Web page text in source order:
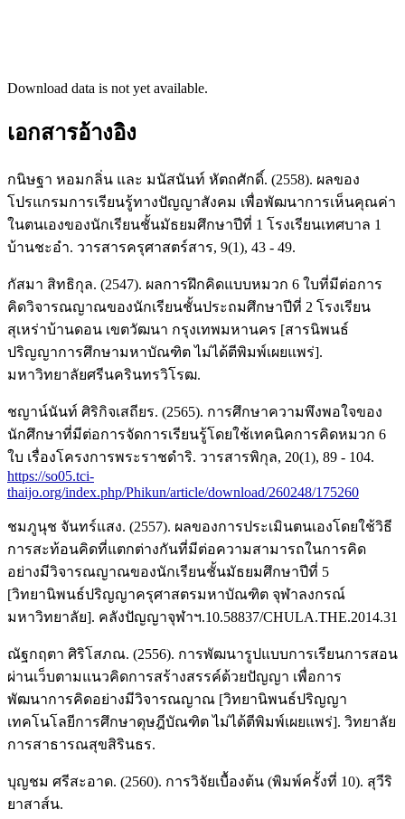
Download data is not yet available.
เอกสารอ้างอิง
กนิษฐา หอมกลิ่น และ มนัสนันท์ หัตถศักดิ์. (2558). ผลของ
โปรแกรมการเรียนรู้ทางปัญญาสังคม เพื่อพัฒนาการเห็นคุณค่า
ในตนเองของนักเรียนชั้นมัธยมศึกษาปีที่ 1 โรงเรียนเทศบาล 1
บ้านชะอำ. วารสารครุศาสตร์สาร, 9(1), 43 - 49.
กัสมา สิทธิกุล. (2547). ผลการฝึกคิดแบบหมวก 6 ใบที่มีต่อการ
คิดวิจารณญาณของนักเรียนชั้นประถมศึกษาปีที่ 2 โรงเรียน
สุเหร่าบ้านดอน เขตวัฒนา กรุงเทพมหานคร [สารนิพนธ์
ปริญญาการศึกษามหาบัณฑิต ไม่ได้ตีพิมพ์เผยแพร่].
มหาวิทยาลัยศรีนครินทรวิโรฒ.
ชญาน์นันท์ ศิริกิจเสถียร. (2565). การศึกษาความพึงพอใจของ
นักศึกษาที่มีต่อการจัดการเรียนรู้โดยใช้เทคนิคการคิดหมวก 6
ใบ เรื่องโครงการพระราชดำริ. วารสารพิกุล, 20(1), 89 - 104.
https://so05.tci-
thaijo.org/index.php/Phikun/article/download/260248/175260
ชมภูนุช จันทร์แสง. (2557). ผลของการประเมินตนเองโดยใช้วิธี
การสะท้อนคิดที่แตกต่างกันที่มีต่อความสามารถในการคิด
อย่างมีวิจารณญาณของนักเรียนชั้นมัธยมศึกษาปีที่ 5
[วิทยานิพนธ์ปริญญาครุศาสตรมหาบัณฑิต จุฬาลงกรณ์
มหาวิทยาลัย]. คลังปัญญาจุฬาฯ.10.58837/CHULA.THE.2014.31
ณัฐกฤตา ศิริโสภณ. (2556). การพัฒนารูปแบบการเรียนการสอน
ผ่านเว็บตามแนวคิดการสร้างสรรค์ด้วยปัญญา เพื่อการ
พัฒนาการคิดอย่างมีวิจารณญาณ [วิทยานิพนธ์ปริญญา
เทคโนโลยีการศึกษาดุษฎีบัณฑิต ไม่ได้ตีพิมพ์เผยแพร่]. วิทยาลัย
การสาธารณสุขสิรินธร.
บุญชม ศรีสะอาด. (2560). การวิจัยเบื้องต้น (พิมพ์ครั้งที่ 10). สุวีริ
ยาสาส์น.